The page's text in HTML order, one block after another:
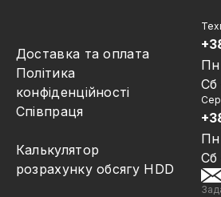
Доставка та оплата
Політика
конфіденційності
Співпраця
Калькулятор
розрахунку обсягу HDD
Пн
Сб
Пн
Сб